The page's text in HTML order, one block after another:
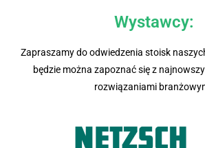
Wystawcy:
Zapraszamy do odwiedzenia stoisk
będzie można zapoznać się z
rozwiązaniami